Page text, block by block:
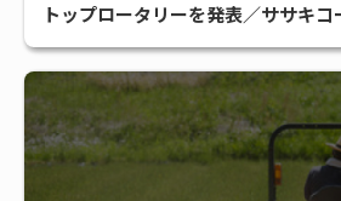
トップロータリーを発表／ササキ